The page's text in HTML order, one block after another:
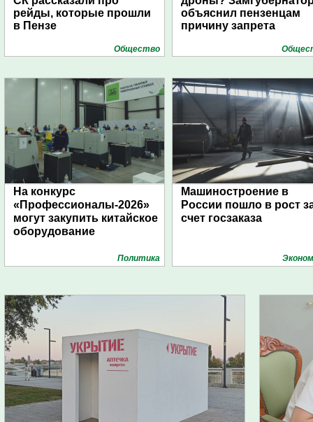
рейды, которые прошли
в Пензе
Общество
объяснил пензенцам
причину запрета
На конкурс
«Профессионалы-2026»
могут закупить китайское
оборудование
Политика
Машиностроение в
России пошло в рост
счет госзаказа